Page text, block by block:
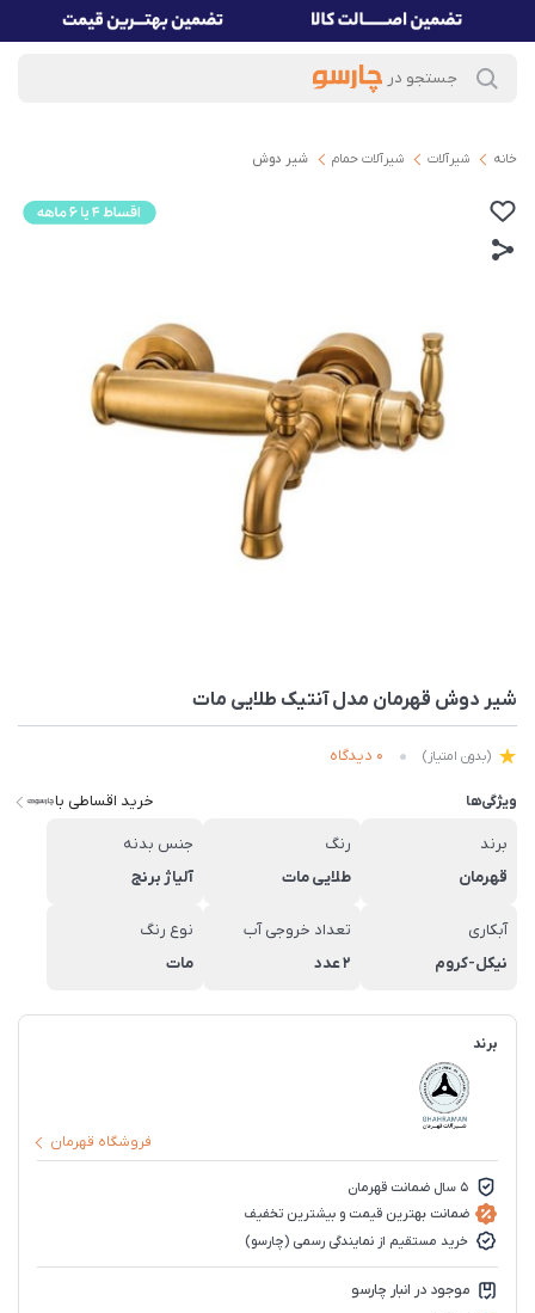
خانه شیرآلات شیرآلات حمام شیر دوش
شیر دوش قهرمان مدل آنتیک طلایی مات
(بدون امتیاز) 0 دیدگاه
ویژگی‌ها خرید اقساطی با
برند
قهرمان
رنگ
طلایی مات
جنس بدنه
آلیاژ برنج
آبکاری
نیکل-کروم
تعداد خروجی آب
2 عدد
نوع رنگ
مات
برند
فروشگاه قهرمان
5 سال ضمانت قهرمان
ضمانت بهترین قیمت و بیشترین تخفیف
خرید مستقیم از نمایندگی رسمی (چارسو)
موجود در انبار چارسو